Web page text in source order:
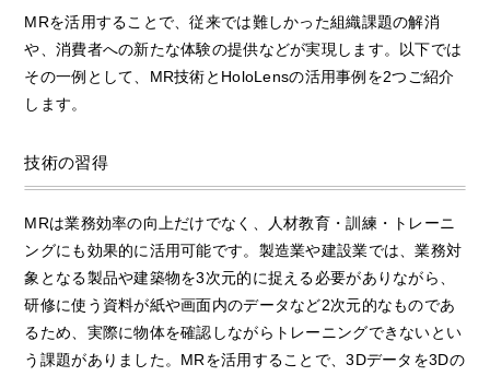
MRを活用することで、従来では難しかった組織課題の解消
や、消費者への新たな体験の提供などが実現します。以下では
その一例として、MR技術とHoloLensの活用事例を2つご紹介
します。
技術の習得
MRは業務効率の向上だけでなく、人材教育・訓練・トレーニ
ングにも効果的に活用可能です。製造業や建設業では、業務対
象となる製品や建築物を3次元的に捉える必要がありながら、
研修に使う資料が紙や画面内のデータなど2次元的なものであ
るため、実際に物体を確認しながらトレーニングできないとい
う課題がありました。MRを活用することで、3Dデータを3Dの